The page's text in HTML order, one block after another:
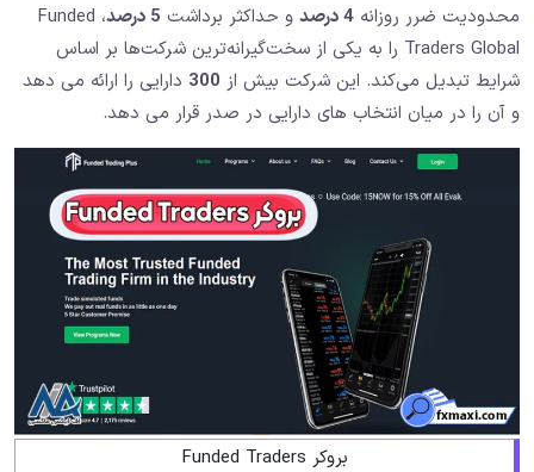
محدودیت ضرر روزانه 4 درصد و حداکثر برداشت 5 درصد
، Funded
Traders Global را به یکی از سخت‌گیرانه‌ترین شرکت‌ها بر اساس
شرایط تبدیل می‌کند. این شرکت بیش از 300 دارایی را ارائه می دهد
و آن را در میان انتخاب های دارایی در صدر قرار می دهد.
بروکر Funded Traders